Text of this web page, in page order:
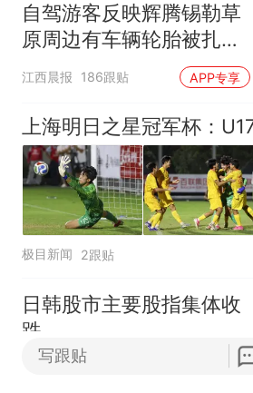
自驾游客反映辉腾锡勒草
原周边有车辆轮胎被扎，
修理店铺换胎价格高达千
元，官方发布情况通报
江西晨报 186跟贴 APP专享
上海明日之星冠军杯：
极目新闻 2跟贴
日韩股市主要股指集体收
跌
证券时报 64跟贴 APP专享
写跟贴